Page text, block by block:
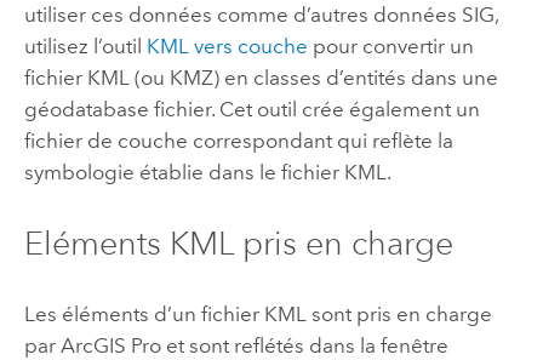
utiliser ces données comme d’autres données SIG,
utilisez l’outil KML vers couche pour convertir un
fichier KML (ou KMZ) en classes d’entités dans une
géodatabase fichier. Cet outil crée également un
fichier de couche correspondant qui reflète la
symbologie établie dans le fichier KML.
Eléments KML pris en charge
Les éléments d’un fichier KML sont pris en charge
par ArcGIS Proet sont reflétés dans la fenêtre